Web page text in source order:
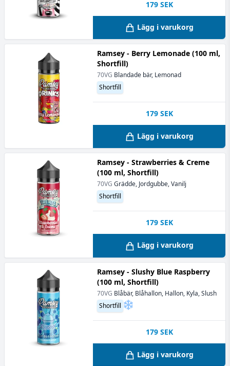
179 SEK
Lägg i varukorg
Ramsey - Berry Lemonade (100 ml,
Shortfill)
70VG Blandade bär, Lemonad
Shortfill
179 SEK
Lägg i varukorg
Ramsey - Strawberries & Creme
(100 ml, Shortfill)
70VG Grädde, Jordgubbe, Vanilj
Shortfill
179 SEK
Lägg i varukorg
Ramsey - Slushy Blue Raspberry
(100 ml, Shortfill)
70VG Blåbär, Blåhallon, Hallon, Kyla, Slush
Shortfill
179 SEK
Lägg i varukorg